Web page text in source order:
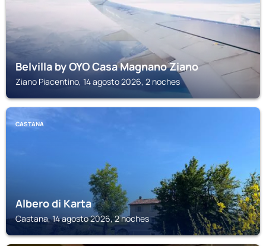
Belvilla by OYO Casa Magnano Ziano
Ziano Piacentino, 14 agosto 2026, 2 noches
CASTANA
Albero di Karta
Castana, 14 agosto 2026, 2 noches